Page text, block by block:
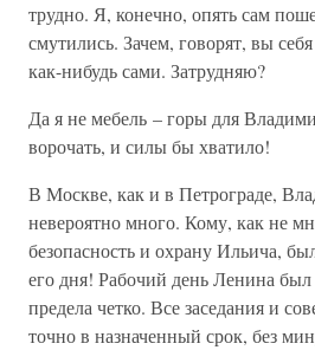
трудно. Я, конечно, опять сам
смутились. Зачем, говорят, вы
как-нибудь сами. Затрудняю?
Да я не мебель – горы для
ворочать, и силы бы хватило!
В Москве, как и в Петрограде,
невероятно много. Кому, как не
безопасность и охрану Ильича,
его дня! Рабочий день Ленина был
предела четко. Все заседания и
точно в назначенный срок, без